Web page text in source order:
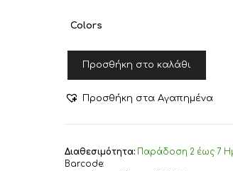
Colors
ΤΡΙΘΕΣΙΟΥ
ALAMO
170X300
NEF
HOMEWARE,
Προσθήκη στο καλάθι
Προσθήκη στα Αγαπημένα
Διαθεσιμότητα: Παράδoση 2 έως 7
Barcode: